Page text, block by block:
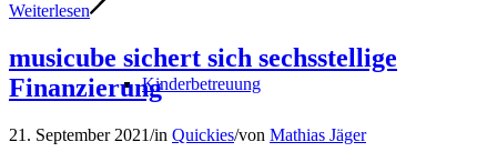
Kinderbetreuung
Weiterlesen
musicube sichert sich sechsstellige
Finanzierung
21. September 2021/in Quickies/von Mathias Jäger